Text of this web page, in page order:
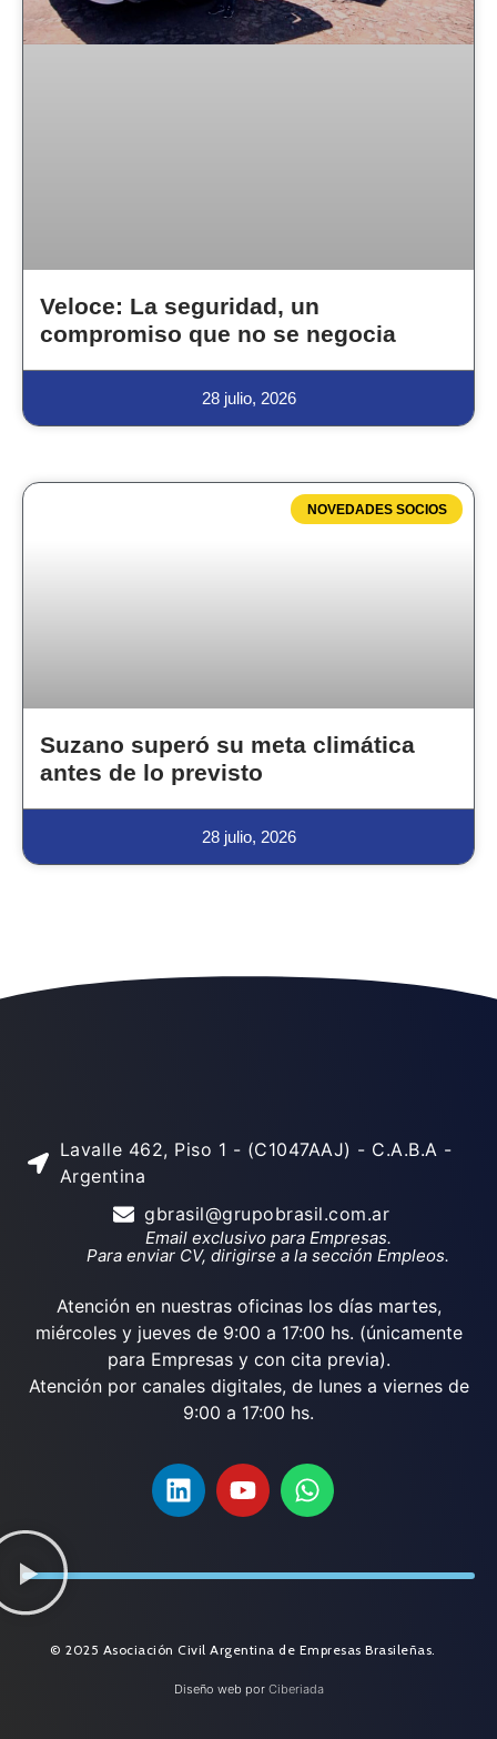
Veloce: La seguridad, un
compromiso que no se negocia
28 julio, 2026
NOVEDADES SOCIOS
Suzano superó su meta climática
antes de lo previsto
28 julio, 2026
Lavalle 462, Piso 1 - (C1047AAJ) - C.A.B.A -
Argentina
gbrasil@grupobrasil.com.ar
Email exclusivo para Empresas.
Para enviar CV, dirigirse a la sección Empleos.
Atención en nuestras oficinas los días martes,
miércoles y jueves de 9:00 a 17:00 hs. (únicamente
para Empresas y con cita previa).
Atención por canales digitales, de lunes a viernes de
9:00 a 17:00 hs.
© 2025 Asociación Civil Argentina de Empresas Brasileñas.
Diseño web por Ciberiada